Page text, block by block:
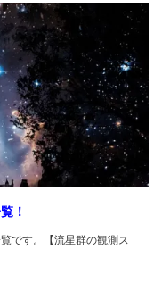
！
です。【流星群の観測ス